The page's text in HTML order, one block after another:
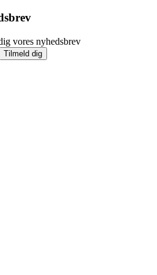
vores nyhedsbrev
Tilmeld dig